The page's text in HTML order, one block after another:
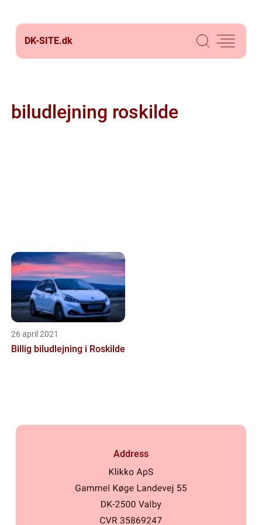
DK-SITE.dk
biludlejning roskilde
26 april 2021
Billig biludlejning i Roskilde
Address